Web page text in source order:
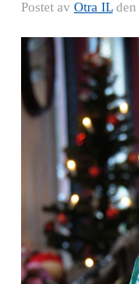
Postet av Otra ILden